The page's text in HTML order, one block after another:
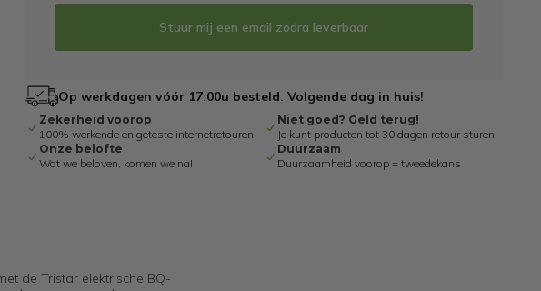
Stuur mij een email zodra leverbaar
Op werkdagen vóór 17:00u besteld. Volgende dag in huis!
Zekerheid voorop
100% werkende en geteste internetretouren
Niet goed? Geld terug!
Je kunt producten tot 30 dagen retour sturen
Onze belofte
Wat we beloven, komen we na!
Duurzaam
Duurzaamheid voorop = tweedekans
de Tristar elektrische BQ-